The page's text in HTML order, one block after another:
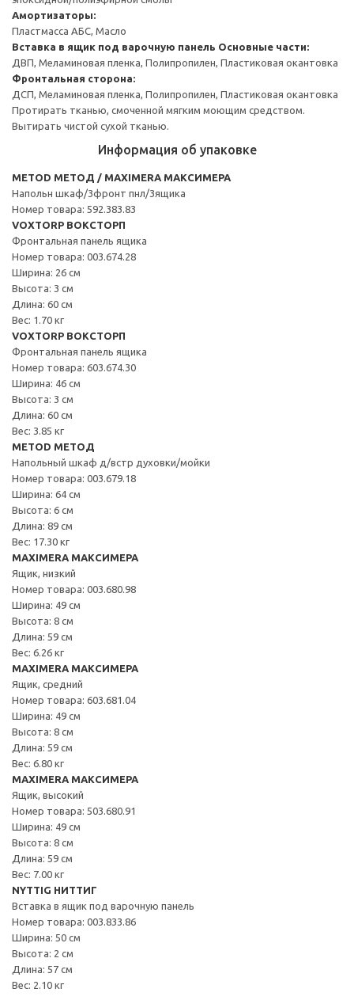
Амортизаторы:
Пластмасса АБС, Масло
Вставка в ящик под варочную панель Основные части:
ДВП, Меламиновая пленка, Полипропилен, Пластиковая окантовка
Фронтальная сторона:
ДСП, Меламиновая пленка, Полипропилен, Пластиковая окантовка
Протирать тканью, смоченной мягким моющим средством.
Вытирать чистой сухой тканью.
Информация об упаковке
METOD МЕТОД / MAXIMERA МАКСИМЕРА
Напольн шкаф/3фронт пнл/3ящика
Номер товара: 592.383.83
VOXTORP ВОКСТОРП
Фронтальная панель ящика
Номер товара: 003.674.28
Ширина: 26 см
Высота: 3 см
Длина: 60 см
Вес: 1.70 кг
VOXTORP ВОКСТОРП
Фронтальная панель ящика
Номер товара: 603.674.30
Ширина: 46 см
Высота: 3 см
Длина: 60 см
Вес: 3.85 кг
METOD МЕТОД
Напольный шкаф д/встр духовки/мойки
Номер товара: 003.679.18
Ширина: 64 см
Высота: 6 см
Длина: 89 см
Вес: 17.30 кг
MAXIMERA МАКСИМЕРА
Ящик, низкий
Номер товара: 003.680.98
Ширина: 49 см
Высота: 8 см
Длина: 59 см
Вес: 6.26 кг
MAXIMERA МАКСИМЕРА
Ящик, средний
Номер товара: 603.681.04
Ширина: 49 см
Высота: 8 см
Длина: 59 см
Вес: 6.80 кг
MAXIMERA МАКСИМЕРА
Ящик, высокий
Номер товара: 503.680.91
Ширина: 49 см
Высота: 8 см
Длина: 59 см
Вес: 7.00 кг
NYTTIG НИТТИГ
Вставка в ящик под варочную панель
Номер товара: 003.833.86
Ширина: 50 см
Высота: 2 см
Длина: 57 см
Вес: 2.10 кг